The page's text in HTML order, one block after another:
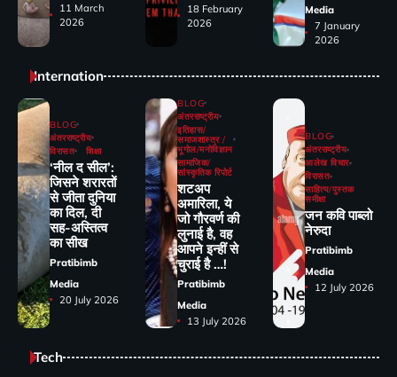
11 March
2026
18 February
2026
Media
7 January
2026
Internation
BLOG
अंतरराष्ट्रीय
विरासत
शिक्षा
‘नील द सील’:
जिसने शरारतों
से जीता दुनिया
का दिल, दी
सह-अस्तित्व
का सीख
Pratibimb
Media
20 July 2026
BLOG
अंतरराष्ट्रीय
इतिहास/
समाजशास्त्र /
भूगोल/मनोविज्ञान
सामाजिक/
सांस्कृतिक रिपोर्ट
शटअप
अमारिला, ये
जो गौरवर्ण की
लुनाई है, वह
आपने इन्हीं से
चुराई है …!
Pratibimb
Media
13 July 2026
BLOG
अंतरराष्ट्रीय
आलेख विचार
विरासत
साहित्य/पुस्तक
समीक्षा
जन कवि पाब्लो
नेरुदा
Pratibimb
Media
12 July 2026
Tech